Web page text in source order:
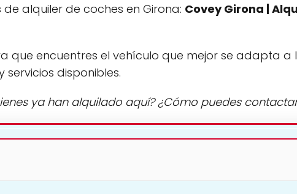
alquiler de coches en Girona: Covey Girona |
encuentres el vehículo que mejor se adapta a
disponibles.
ya han alquilado aquí? ¿Cómo puedes